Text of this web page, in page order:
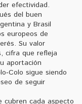
efectividad.
del buen
y Brasil
europeos de
Su valor
cifra que refleja
aportación
sigue siendo
de seguir
cubren cada aspecto